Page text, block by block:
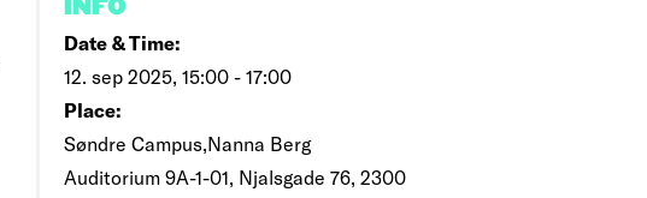
INFO
Date & Time:
12. sep 2025, 15:00 - 17:00
Place:
Søndre Campus,Nanna Berg
Auditorium 9A-1-01, Njalsgade 76, 2300